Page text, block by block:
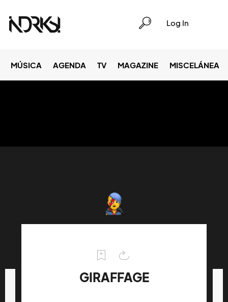
Log In
MÚSICA AGENDA TV MAGAZINE MISCELÁNEA
GIRAFFAGE